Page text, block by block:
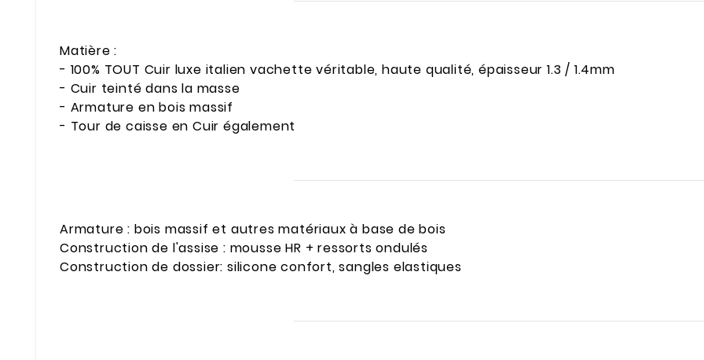
Matière :
- 100% TOUT Cuir luxe italien vachette véritable, haute qualité, épaisseur 1.3 / 1.4mm
- Cuir teinté dans la masse
- Armature en bois massif
- Tour de caisse en Cuir également
Armature : bois massif et autres matériaux à base de bois
Construction de l'assise : mousse HR + ressorts ondulés
Construction de dossier: silicone confort, sangles elastiques